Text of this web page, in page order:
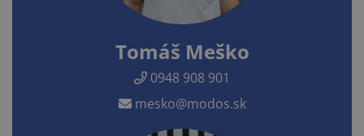
Tomáš Meško
0948 908 901
mesko@modos.sk